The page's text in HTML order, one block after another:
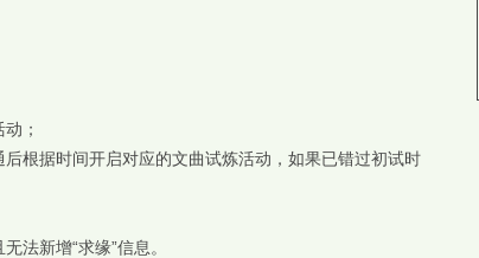
；
根据时间开启对应的文曲试炼活动，如果已错过初试时
法新增“求缘”信息。